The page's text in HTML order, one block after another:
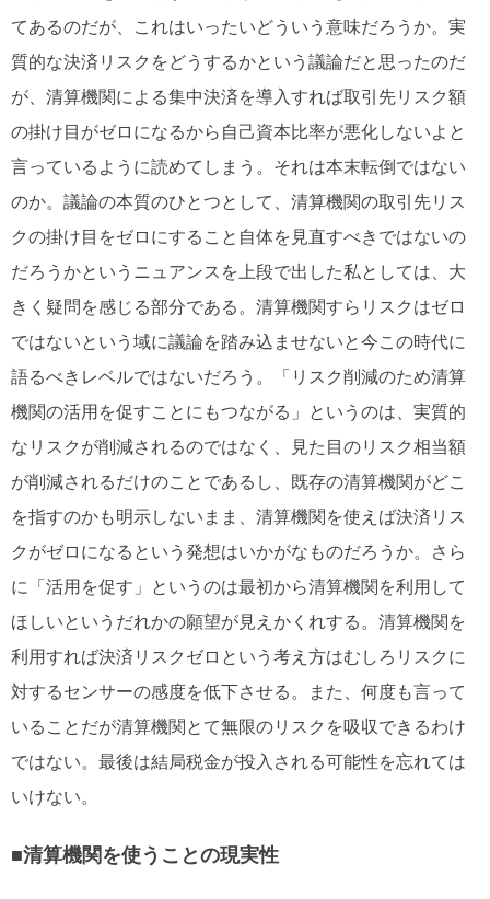
てあるのだが、これはいったいどういう意味だろうか。実
質的な決済リスクをどうするかという議論だと思ったのだ
が、清算機関による集中決済を導入すれば取引先リスク額
の掛け目がゼロになるから自己資本比率が悪化しないよと
言っているように読めてしまう。それは本末転倒ではない
のか。議論の本質のひとつとして、清算機関の取引先リス
クの掛け目をゼロにすること自体を見直すべきではないの
だろうかというニュアンスを上段で出した私としては、大
きく疑問を感じる部分である。清算機関すらリスクはゼロ
ではないという域に議論を踏み込ませないと今この時代に
語るべきレベルではないだろう。「リスク削減のため清算
機関の活用を促すことにもつながる」というのは、実質的
なリスクが削減されるのではなく、見た目のリスク相当額
が削減されるだけのことであるし、既存の清算機関がどこ
を指すのかも明示しないまま、清算機関を使えば決済リス
クがゼロになるという発想はいかがなものだろうか。さら
に「活用を促す」というのは最初から清算機関を利用して
ほしいというだれかの願望が見えかくれする。清算機関を
利用すれば決済リスクゼロという考え方はむしろリスクに
対するセンサーの感度を低下させる。また、何度も言って
いることだが清算機関とて無限のリスクを吸収できるわけ
ではない。最後は結局税金が投入される可能性を忘れては
いけない。
■清算機関を使うことの現実性